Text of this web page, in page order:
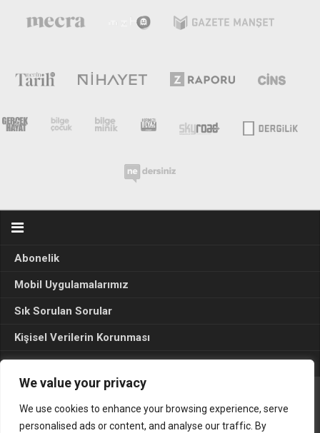
We value your privacy
We use cookies to enhance your browsing experience, serve
personalised ads or content, and analyse our traffic. By
Abonelik
Mobil Uygulamalarımız
Sık Sorulan Sorular
Kişisel Verilerin Korunması
Seçim Sonuçları 2024
Gerçek Hayat © 2015. Her hakkı sakldır.